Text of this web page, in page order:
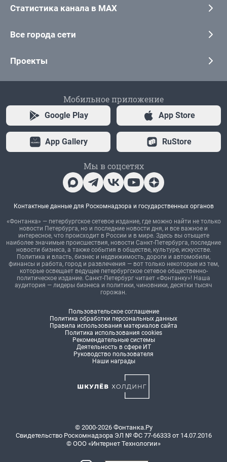
Статистика канала в MAX
Все города сети
Проекты
Мобильное приложение
Google Play App Store
App Gallery RuStore
Мы в соцсетях
Контактные данные для Роскомнадзора и государственных органов
«Фонтанка» — петербургское сетевое издание, где можно найти не только
новости Петербурга, но и последние новости дня, и все важное и
интересное, что происходит в России и в мире. Здесь вы отыщете
наиболее значимые происшествия, новости Санкт-Петербурга, последние
новости бизнеса, а также события в обществе, культуре, искусстве.
Политика и власть, бизнес и недвижимость, дороги и автомобили,
финансы и работа, город и развлечения — вот только некоторые из тем,
которые освещает ведущее петербургское сетевое общественно-
политическое издание. Санкт-Петербург читает «Фонтанку»! Наша
аудитория — лидеры бизнеса и политики, чиновники, десятки тысяч
горожан.
Пользовательское соглашение
Политика обработки персональных данных
Правила использования материалов сайта
Политика использования cookies
Рекомендательные системы
Деятельность в сфере ИТ
Руководство пользователя
Наши награды
© 2000-2026 Фонтанка.Ру
Свидетельство Роскомнадзора ЭЛ № ФС 77-66333 от 14.07.2016
© ООО «Интернет Технологии»